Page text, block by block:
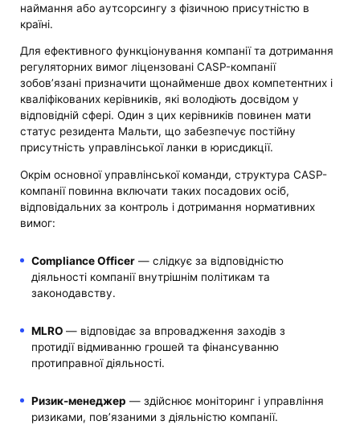
наймання або аутсорсингу з фізичною присутністю в
країні.
Для ефективного функціонування компанії та дотримання
регуляторних вимог ліцензовані CASP-компанії
зобов’язані призначити щонайменше двох компетентних і
кваліфікованих керівників, які володіють досвідом у
відповідній сфері. Один з цих керівників повинен мати
статус резидента Мальти, що забезпечує постійну
присутність управлінської ланки в юрисдикції.
Окрім основної управлінської команди, структура CASP-
компанії повинна включати таких посадових осіб,
відповідальних за контроль і дотримання нормативних
вимог:
Compliance Officer— слідкує за відповідністю
діяльності компанії внутрішнім політикам та
законодавству.
MLRO — відповідає за впровадження заходів з
протидії відмиванню грошей та фінансуванню
протиправної діяльності.
Ризик-менеджер — здійснює моніторинг і управління
ризиками, пов’язаними з діяльністю компанії.